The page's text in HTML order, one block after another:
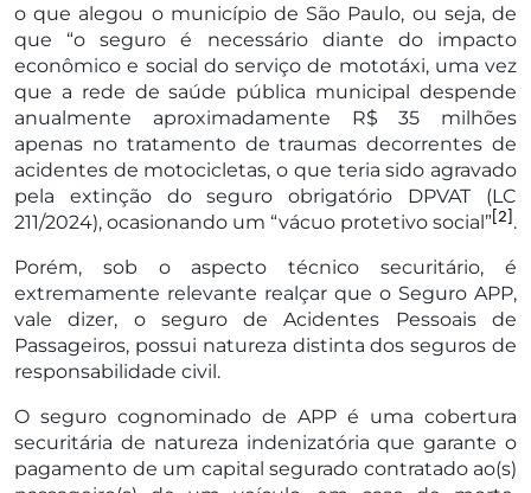
o que alegou o município de São Paulo, ou seja, de
que “o seguro é necessário diante do impacto
econômico e social do serviço de mototáxi, uma vez
que a rede de saúde pública municipal despende
anualmente aproximadamente R$ 35 milhões
apenas no tratamento de traumas decorrentes de
acidentes de motocicletas, o que teria sido agravado
pela extinção do seguro obrigatório DPVAT (LC
211/2024), ocasionando um “vácuo protetivo social” [2] .
Porém, sob o aspecto técnico securitário, é
extremamente relevante realçar que o Seguro APP,
vale dizer, o seguro de Acidentes Pessoais de
Passageiros, possui natureza distinta dos seguros de
responsabilidade civil.
O seguro cognominado de APP é uma cobertura
securitária de natureza indenizatória que garante o
pagamento de um capital segurado contratado ao(s)